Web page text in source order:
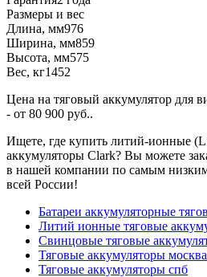
Размеры и вес
Длина, мм976
Ширина, мм859
Высота, мм575
Вес, кг1452
Цена на тяговый аккумулятор для
- от 80 900 руб..
Ищете, где купить литий-ионные
аккумуляторы Clark? Вы можете
в нашей компании по самым
всей России!
Батареи аккумуляторные
Литий ионные тяговые
Свинцовые тяговые
Тяговые аккумуляторы москва
Тяговые аккумуляторы спб